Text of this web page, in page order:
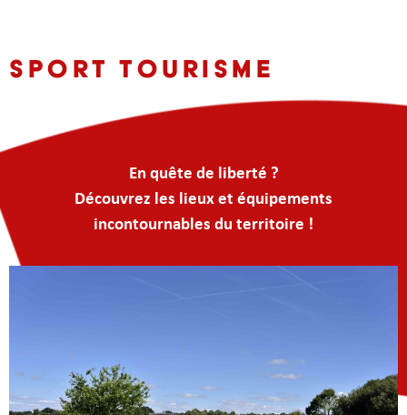
Sport Tourisme
En quête de liberté ?
Découvrez les lieux et équipements
incontournables du territoire !